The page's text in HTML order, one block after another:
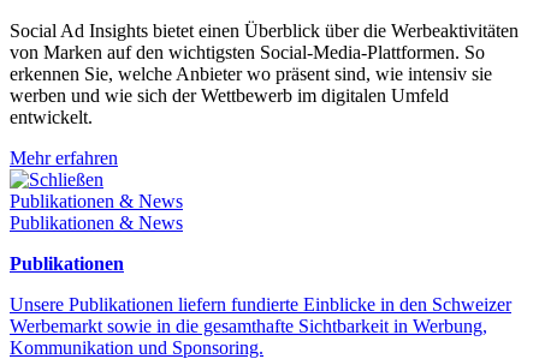
Social Ad Insights bietet einen Überblick über die Werbeaktivitäten
von Marken auf den wichtigsten Social-Media-Plattformen. So
erkennen Sie, welche Anbieter wo präsent sind, wie intensiv sie
werben und wie sich der Wettbewerb im digitalen Umfeld
entwickelt.
Mehr erfahren
Schließen
Publikationen & News
Publikationen & News
Publikationen
Unsere Publikationen liefern fundierte Einblicke in den Schweizer
Werbemarkt sowie in die gesamthafte Sichtbarkeit in Werbung,
Kommunikation und Sponsoring.